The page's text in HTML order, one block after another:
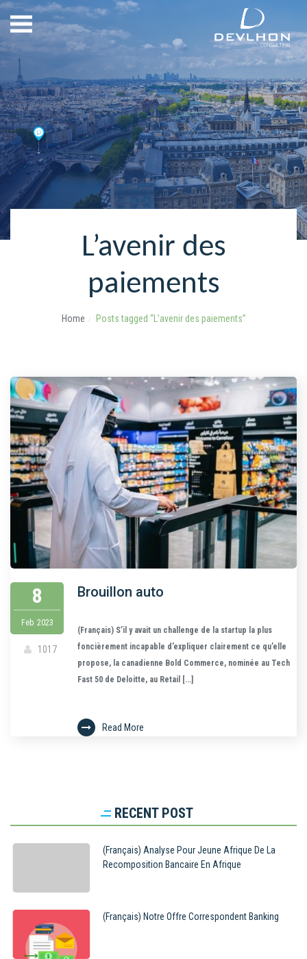
L’avenir des
paiements
Home Posts tagged “L’avenir des paiements”
8
Feb 2023
1017
Brouillon auto
(Français) S’il y avait un challenge de la startup la plus
foncièrement incapable d’expliquer clairement ce qu’elle
propose, la canadienne Bold Commerce, nominée au Tech
Fast 50 de Deloitte, au Retail [...]
Read More
RECENT POST
(Français) Analyse Pour Jeune Afrique De La
Recomposition Bancaire En Afrique
(Français) Notre Offre Correspondent Banking